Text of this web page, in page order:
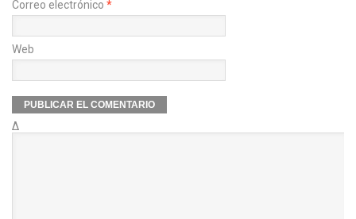
Correo electrónico *
Web
Δ